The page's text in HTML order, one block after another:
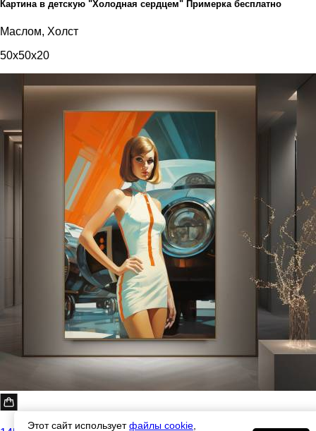
Картина в детскую "Холодная сердцем" Примерка бесплатно
Маслом, Холст
50x50x20
Этот сайт используетфайлы cookie